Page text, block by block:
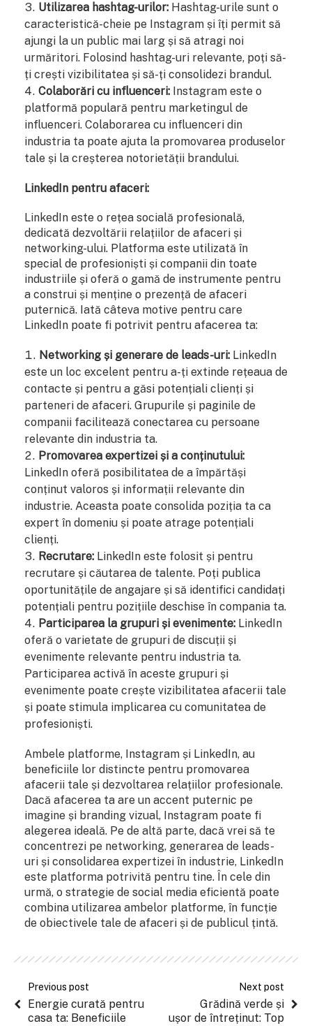
Utilizarea hashtag-urilor: Hashtag-urile sunt o
caracteristică-cheie pe Instagram și îți permit să
ajungi la un public mai larg și să atragi noi
urmăritori. Folosind hashtag-uri relevante, poți să-
ți crești vizibilitatea și să-ți consolidezi brandul.
Colaborări cu influenceri: Instagram este o
platformă populară pentru marketingul de
influenceri. Colaborarea cu influenceri din
industria ta poate ajuta la promovarea produselor
tale și la creșterea notorietății brandului.
LinkedIn pentru afaceri:
LinkedIn este o rețea socială profesională,
dedicată dezvoltării relațiilor de afaceri și
networking-ului. Platforma este utilizată în
special de profesioniști și companii din toate
industriile și oferă o gamă de instrumente pentru
a construi și menține o prezență de afaceri
puternică. Iată câteva motive pentru care
LinkedIn poate fi potrivit pentru afacerea ta:
Networking și generare de leads-uri: LinkedIn
este un loc excelent pentru a-ți extinde rețeaua de
contacte și pentru a găsi potențiali clienți și
parteneri de afaceri. Grupurile și paginile de
companii facilitează conectarea cu persoane
relevante din industria ta.
Promovarea expertizei și a conținutului:
LinkedIn oferă posibilitatea de a împărtăși
conținut valoros și informații relevante din
industrie. Aceasta poate consolida poziția ta ca
expert în domeniu și poate atrage potențiali
clienți.
Recrutare: LinkedIn este folosit și pentru
recrutare și căutarea de talente. Poți publica
oportunitățile de angajare și să identifici candidați
potențiali pentru pozițiile deschise în compania ta.
Participarea la grupuri și evenimente: LinkedIn
oferă o varietate de grupuri de discuții și
evenimente relevante pentru industria ta.
Participarea activă în aceste grupuri și
evenimente poate crește vizibilitatea afacerii tale
și poate stimula implicarea cu comunitatea de
profesioniști.
Ambele platforme, Instagram și LinkedIn, au
beneficiile lor distincte pentru promovarea
afacerii tale și dezvoltarea relațiilor profesionale.
Dacă afacerea ta are un accent puternic pe
imagine și branding vizual, Instagram poate fi
alegerea ideală. Pe de altă parte, dacă vrei să te
concentrezi pe networking, generarea de leads-
uri și consolidarea expertizei în industrie, LinkedIn
este platforma potrivită pentru tine. În cele din
urmă, o strategie de social media eficientă poate
combina utilizarea ambelor platforme, în funcție
de obiectivele tale de afaceri și de publicul țintă.
Previous post
Energie curată pentru
casa ta: Beneficiile
Next post
Grădină verde și
ușor de întreținut: Top